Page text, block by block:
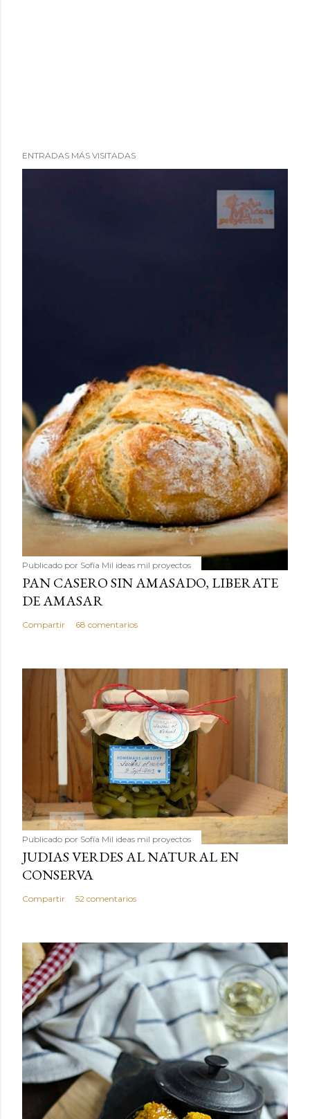
ENTRADAS MÁS VISITADAS
Publicado por Sofía Mil ideas mil proyectos
PAN CASERO SIN AMASADO, LIBERATE
DE AMASAR
Compartir 68 comentarios
Publicado por Sofía Mil ideas mil proyectos
JUDIAS VERDES AL NATURAL EN
CONSERVA
Compartir 52 comentarios